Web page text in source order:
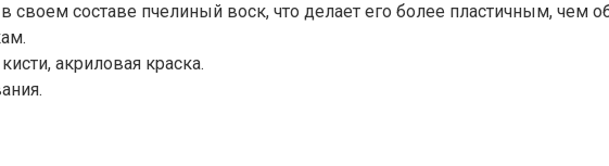
своем составе пчелиный воск, что делает его более пластичным,
акриловая краска.